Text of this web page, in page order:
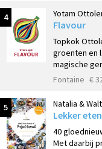
4 Yotam
Flavour
Topkok
groenten en
magische
Fontaine €
5 Natalia &
Lekker
40
Met daarbij